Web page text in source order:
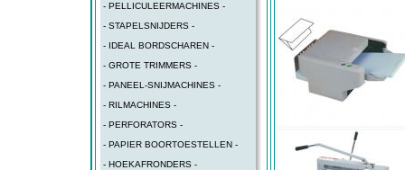
- PELLICULEERMACHINES -
- STAPELSNIJDERS -
- IDEAL BORDSCHAREN -
- GROTE TRIMMERS -
- PANEEL-SNIJMACHINES -
- RILMACHINES -
- PERFORATORS -
- PAPIER BOORTOESTELLEN -
- HOEKAFRONDERS -